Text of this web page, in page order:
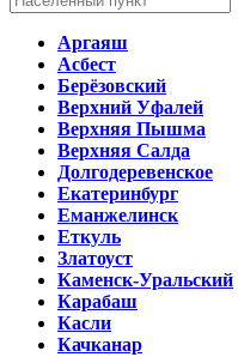
Аргаяш
Асбест
Берёзовский
Верхний Уфалей
Верхняя Пышма
Верхняя Салда
Долгодеревенское
Екатеринбург
Еманжелинск
Еткуль
Златоуст
Каменск-Уральский
Карабаш
Касли
Качканар